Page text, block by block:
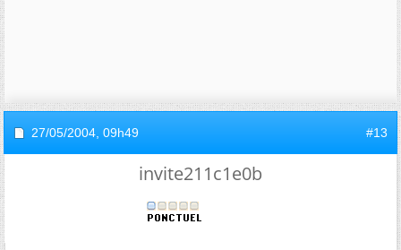
27/05/2004, 09h49 #13
invite211c1e0b